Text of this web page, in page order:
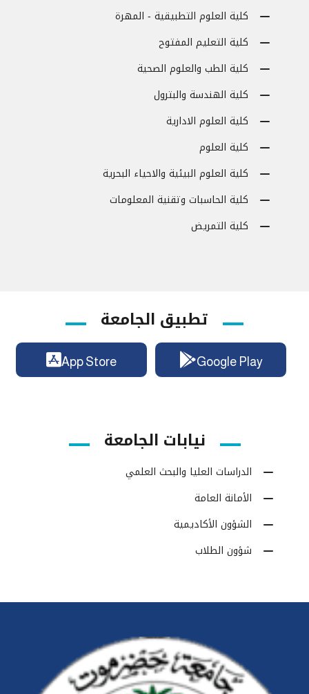
كلية العلوم التطبيقية - المهرة
كلية التعليم المفتوح
كلية الطب والعلوم الصحية
كلية الهندسة والبترول
كلية العلوم الادارية
كلية العلوم
كلية العلوم البيئية والاحياء البحرية
كلية الحاسبات وتقنية المعلومات
كلية التمريض
تطبيق الجامعة
Google Play
App Store
نيابات الجامعة
الدراسات العليا والبحث العلمي
الأمانة العامة
الشؤون الأكاديمية
شؤون الطلاب